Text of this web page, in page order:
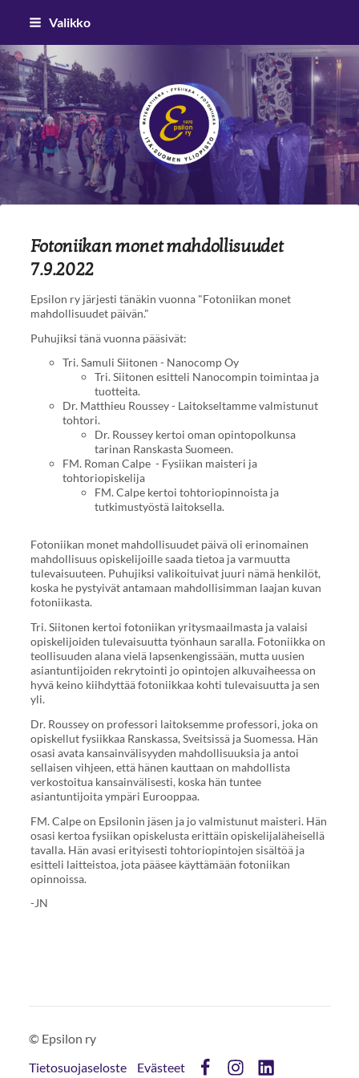
Siirry
sivun
sisältöön
Valikko
Epsilon ry
Fotoniikan monet mahdollisuudet
7.9.2022
Epsilon ry järjesti tänäkin vuonna "Fotoniikan monet
mahdollisuudet päivän."
Puhujiksi tänä vuonna pääsivät:
Tri. Samuli Siitonen - Nanocomp Oy
Tri. Siitonen esitteli Nanocompin toimintaa ja
tuotteita.
Dr. Matthieu Roussey - Laitokseltamme valmistunut
tohtori.
Dr. Roussey kertoi oman opintopolkunsa
tarinan Ranskasta Suomeen.
FM. Roman Calpe - Fysiikan maisteri ja
tohtoriopiskelija
FM. Calpe kertoi tohtoriopinnoista ja
tutkimustyöstä laitoksella.
Fotoniikan monet mahdollisuudet päivä oli erinomainen
mahdollisuus opiskelijoille saada tietoa ja varmuutta
tulevaisuuteen. Puhujiksi valikoituivat juuri nämä henkilöt,
koska he pystyivät antamaan mahdollisimman laajan kuvan
fotoniikasta.
Tri. Siitonen kertoi fotoniikan yritysmaailmasta ja valaisi
opiskelijoiden tulevaisuutta työnhaun saralla. Fotoniikka on
teollisuuden alana vielä lapsenkengissään, mutta uusien
asiantuntijoiden rekrytointi jo opintojen alkuvaiheessa on
hyvä keino kiihdyttää fotoniikkaa kohti tulevaisuutta ja sen
yli.
Dr. Roussey on professori laitoksemme professori, joka on
opiskellut fysiikkaa Ranskassa, Sveitsissä ja Suomessa. Hän
osasi avata kansainvälisyyden mahdollisuuksia ja antoi
sellaisen vihjeen, että hänen kauttaan on mahdollista
verkostoitua kansainvälisesti, koska hän tuntee
asiantuntijoita ympäri Eurooppaa.
FM. Calpe on Epsilonin jäsen ja jo valmistunut maisteri. Hän
osasi kertoa fysiikan opiskelusta erittäin opiskelijaläheisellä
tavalla. Hän avasi erityisesti tohtoriopintojen sisältöä ja
esitteli laitteistoa, jota pääsee käyttämään fotoniikan
opinnoissa.
-JN
© Epsilon ry
Tietosuojaseloste
Evästeet